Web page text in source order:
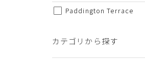
Paddington Terrace
カテゴリから探す